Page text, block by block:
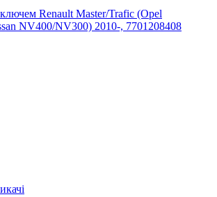
Renault Master/Trafic (Opel
NV400/NV300) 2010-, 7701208408